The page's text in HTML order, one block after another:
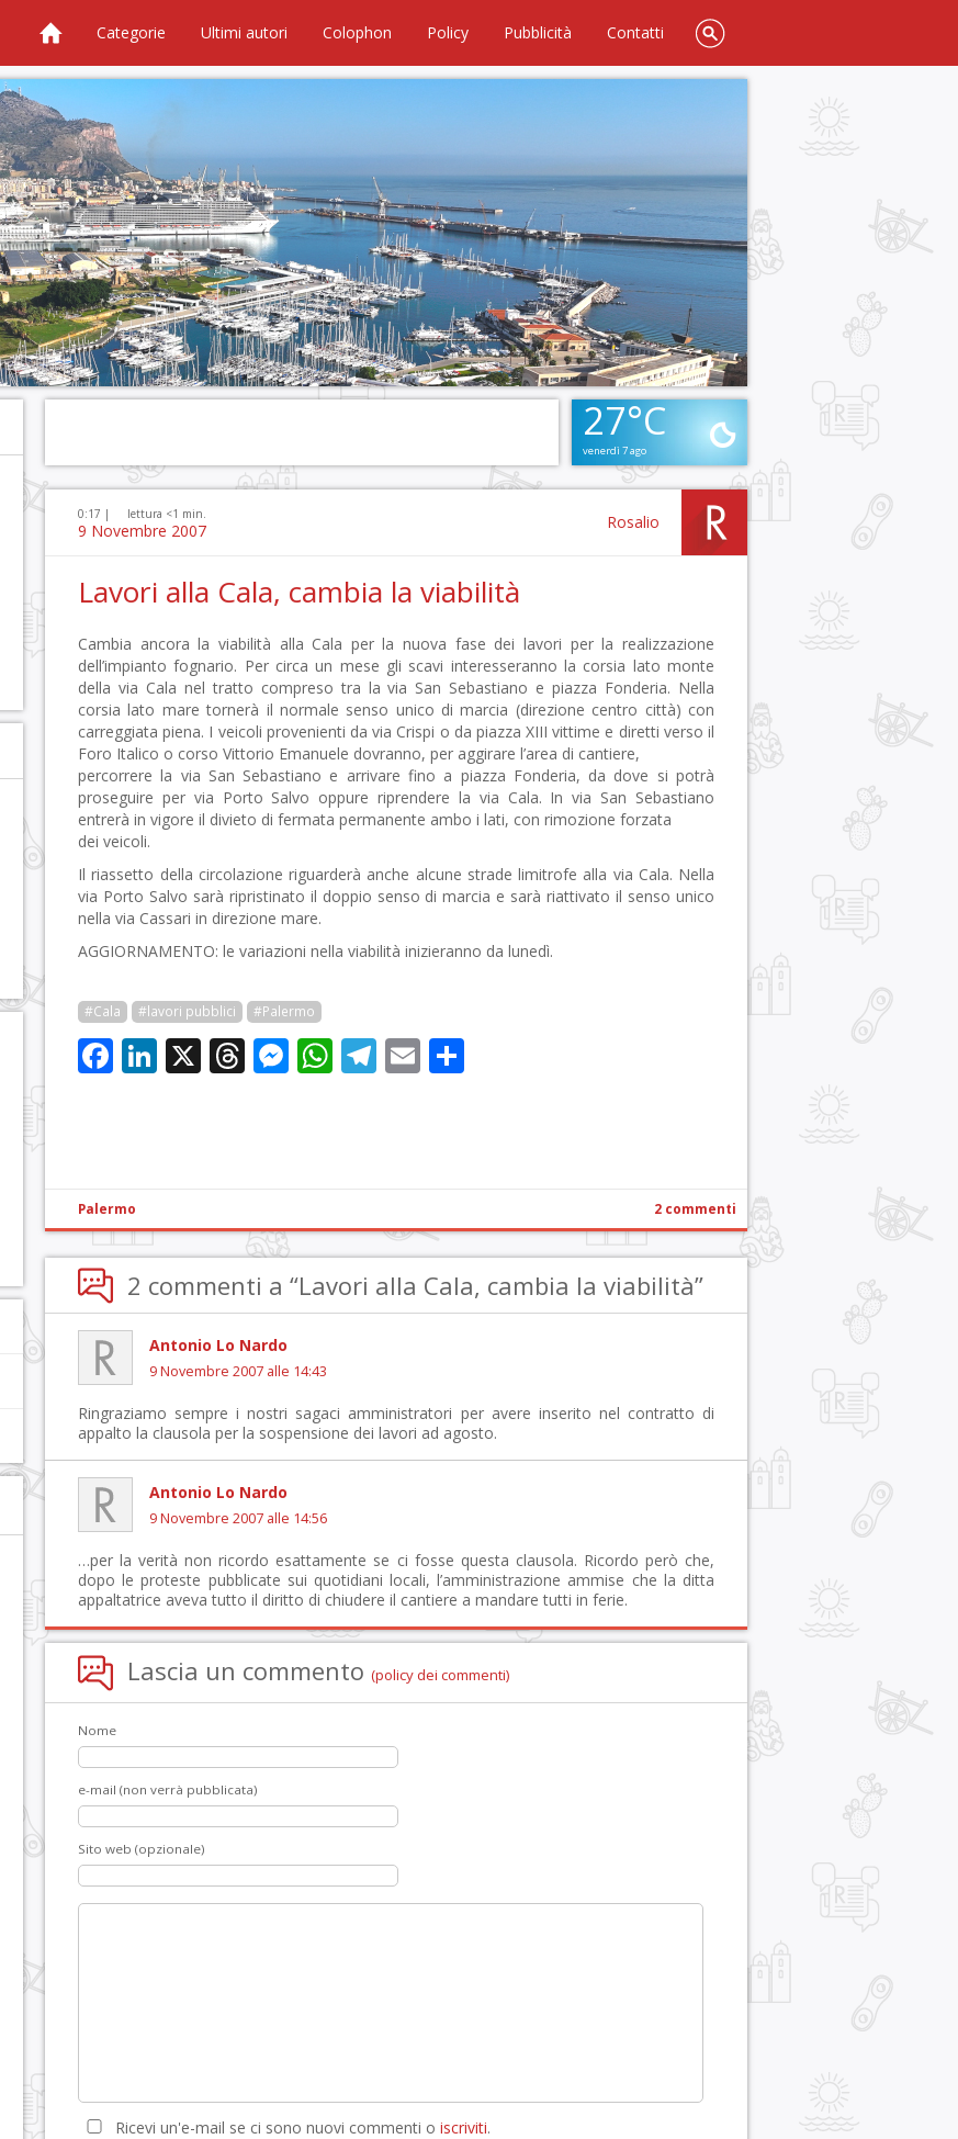
Categorie Ultimi autori Colophon Policy Pubblicità Contatti
27°C
venerdì 7 ago
0:17 | lettura <1 min.
9 Novembre 2007 Rosalio
Lavori alla Cala, cambia la viabilità
Cambia ancora la viabilità alla Cala per la nuova fase dei lavori per la realizzazione
dell’impianto fognario. Per circa un mese gli scavi interesseranno la corsia lato monte
della via Cala nel tratto compreso tra la via San Sebastiano e piazza Fonderia. Nella
corsia lato mare tornerà il normale senso unico di marcia (direzione centro città) con
carreggiata piena. I veicoli provenienti da via Crispi o da piazza XIII vittime e diretti verso il
Foro Italico o corso Vittorio Emanuele dovranno, per aggirare l’area di cantiere,
percorrere la via San Sebastiano e arrivare fino a piazza Fonderia, da dove si potrà
proseguire per via Porto Salvo oppure riprendere la via Cala. In via San Sebastiano
entrerà in vigore il divieto di fermata permanente ambo i lati, con rimozione forzata
dei veicoli.
Il riassetto della circolazione riguarderà anche alcune strade limitrofe alla via Cala. Nella
via Porto Salvo sarà ripristinato il doppio senso di marcia e sarà riattivato il senso unico
nella via Cassari in direzione mare.
AGGIORNAMENTO: le variazioni nella viabilità inizieranno da lunedì.
#Cala #lavori pubblici #Palermo
Facebook
LinkedIn
X Threads
Messenger
WhatsApp
Telegram
Email
Palermo 2 commenti
2 commenti a “Lavori alla Cala, cambia la viabilità”
Antonio Lo Nardo
9 Novembre 2007 alle 14:43
Ringraziamo sempre i nostri sagaci amministratori per avere inserito nel contratto di
appalto la clausola per la sospensione dei lavori ad agosto.
Antonio Lo Nardo
9 Novembre 2007 alle 14:56
…per la verità non ricordo esattamente se ci fosse questa clausola. Ricordo però che,
dopo le proteste pubblicate sui quotidiani locali, l’amministrazione ammise che la ditta
appaltatrice aveva tutto il diritto di chiudere il cantiere a mandare tutti in ferie.
Lascia un commento (policy dei commenti)
Nome
e-mail (non verrà pubblicata)
Sito web (opzionale)
Ricevi un'e-mail se ci sono nuovi commenti o iscriviti.